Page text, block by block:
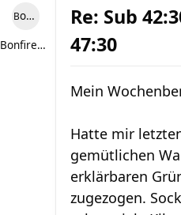
Bonfire307
Bonfire307
Re: Sub
47:30
Mein
Hatte mir
gemütlichen
erklärbaren
zugezogen.